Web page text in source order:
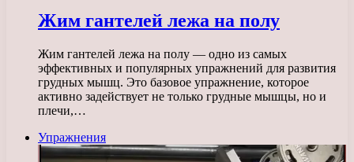
Жим гантелей лежа на полу
Жим гантелей лежа на полу — одно из самых
эффективных и популярных упражнений для развития
грудных мышц. Это базовое упражнение, которое
активно задействует не только грудные мышцы, но и
плечи,…
Упражнения